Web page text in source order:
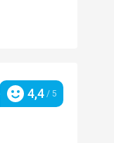
Hodnotenie
4,4 / 5